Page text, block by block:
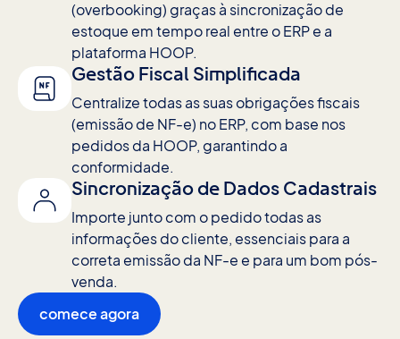
(overbooking) graças à sincronização de
estoque em tempo real entre o ERP e a
plataforma HOOP.
Gestão Fiscal Simplificada
Centralize todas as suas obrigações fiscais
(emissão de NF-e) no ERP, com base nos
pedidos da HOOP, garantindo a
conformidade.
Sincronização de Dados Cadastrais
Importe junto com o pedido todas as
informações do cliente, essenciais para a
correta emissão da NF-e e para um bom pós-
venda.
comece agora